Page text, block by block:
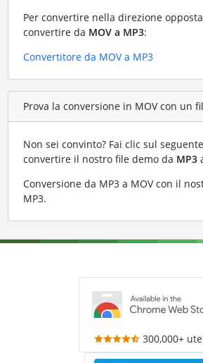
Per convertire nella direzione
convertire da MOV a MP3:
Convertitore da MOV a MP3
Prova la conversione in MOV con un
Non sei convinto? Fai clic sul
convertire il nostro file demo da MP3
Conversione da MP3 a MOV con il
MP3.
300,000+